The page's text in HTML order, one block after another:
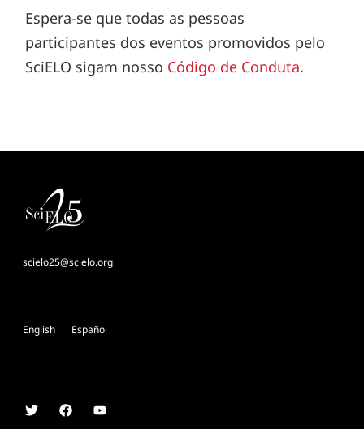
Espera-se que todas as pessoas
participantes dos eventos promovidos pelo
SciELO sigam nosso Código de Conduta.
scielo25@scielo.org
English Español